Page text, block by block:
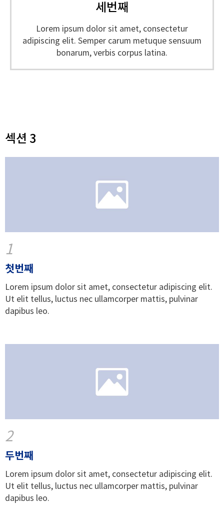
세번째
Lorem ipsum dolor sit amet, consectetur
adipiscing elit. Semper carum metuque sensuum
bonarum, verbis corpus latina.
섹션 3
1
첫번째
Lorem ipsum dolor sit amet, consectetur adipiscing elit.
Ut elit tellus, luctus nec ullamcorper mattis, pulvinar
dapibus leo.
2
두번째
Lorem ipsum dolor sit amet, consectetur adipiscing elit.
Ut elit tellus, luctus nec ullamcorper mattis, pulvinar
dapibus leo.